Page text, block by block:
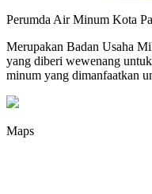
Perumda Air Minum Kota
Merupakan Badan Usaha
yang diberi wewenang
minum yang dimanfaatkan
Maps